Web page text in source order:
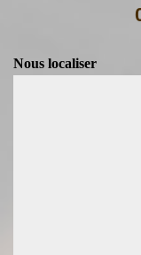
Nous localiser